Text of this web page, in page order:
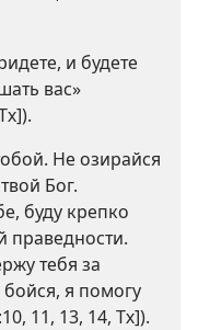
и будете
вас»
Не озирайся
Бог.
буду крепко
праведности.
тебя за
я помогу
11, 13, 14, Тх]).